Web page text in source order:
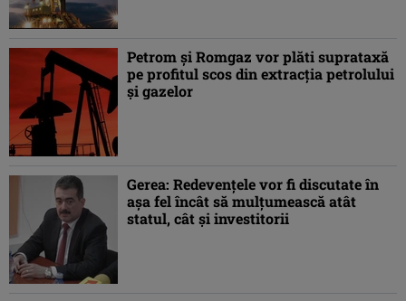
Petrom şi Romgaz vor plăti suprataxă
pe profitul scos din extracţia petrolului
şi gazelor
Gerea: Redevenţele vor fi discutate în
aşa fel încât să mulţumească atât
statul, cât şi investitorii